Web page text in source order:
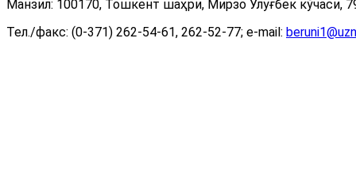
Манзил: 100170, Тошкент шаҳри, Мирзо Улуғбек кўчаси,
Тел./факс: (0-371) 262-54-61, 262-52-77; e-mail: